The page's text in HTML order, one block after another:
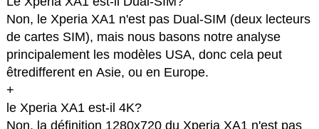
Non, le Xperia XA1 n'est pas Dual-SIM (deux lecteurs
de cartes SIM), mais nous basons notre analyse
principalement les modèles USA, donc cela peut
êtredifferent en Asie, ou en Europe.
+
le Xperia XA1 est-il 4K?
Non, la définition 1280x720 du Xperia XA1 n'est pas